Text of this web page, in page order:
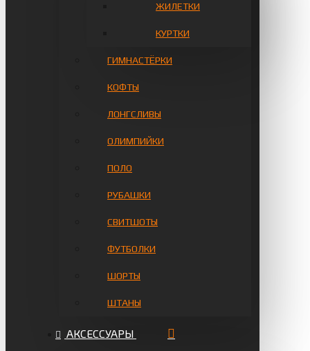
ЖИЛЕТКИ
КУРТКИ
ГИМНАСТЁРКИ
КОФТЫ
ЛОНГСЛИВЫ
ОЛИМПИЙКИ
ПОЛО
РУБАШКИ
СВИТШОТЫ
ФУТБОЛКИ
ШОРТЫ
ШТАНЫ
АКСЕССУАРЫ